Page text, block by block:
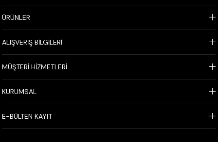
ÜRÜNLER
ALIŞVERİŞ BİLGİLERİ
MÜŞTERİ HİZMETLERİ
KURUMSAL
E-BÜLTEN KAYIT